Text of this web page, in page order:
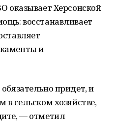
оказывает Херсонской
восстанавливает
и
придет, и
в сельском хозяйстве,
— отметил